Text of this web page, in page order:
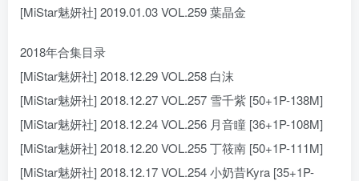
[MiStar魅妍社] 2019.01.03 VOL.259 葉晶金
2018年合集目录
[MiStar魅妍社] 2018.12.29 VOL.258 白沫
[MiStar魅妍社] 2018.12.27 VOL.257 雪千紫 [50+1P-138M]
[MiStar魅妍社] 2018.12.24 VOL.256 月音瞳 [36+1P-108M]
[MiStar魅妍社] 2018.12.20 VOL.255 丁筱南 [50+1P-111M]
[MiStar魅妍社] 2018.12.17 VOL.254 小奶昔Kyra [35+1P-